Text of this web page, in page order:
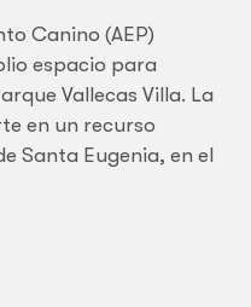
Canino (AEP)
espacio para
Vallecas Villa. La
en un recurso
Santa Eugenia, en el